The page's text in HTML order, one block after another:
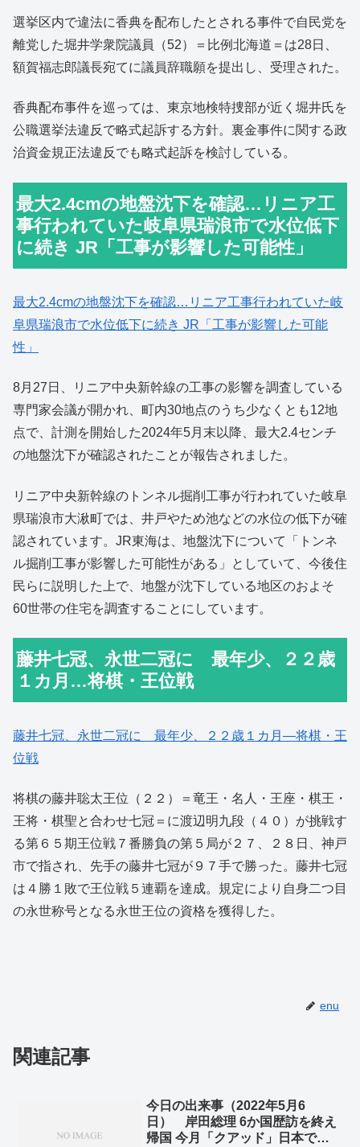
選挙区内で違法に香典を配布したとされる事件で自民党を
離党した堀井学衆院議員（52）＝比例北海道＝は28日、
額賀福志郎議長宛てに議員辞職願を提出し、受理された。
香典配布事件を巡っては、東京地検特捜部が近く堀井氏を
公職選挙法違反で略式起訴する方針。裏金事件に関する政
治資金規正法違反でも略式起訴を検討している。
最大2.4cmの地盤沈下を確認…リニア工
事行われていた岐阜県瑞浪市で水位低下
に続き JR「工事が影響した可能性」
最大2.4cmの地盤沈下を確認…リニア工事行われていた岐
阜県瑞浪市で水位低下に続き JR「工事が影響した可能
性」
8月27日、リニア中央新幹線の工事の影響を調査している
専門家会議が開かれ、町内30地点のうち少なくとも12地
点で、計測を開始した2024年5月末以降、最大2.4センチ
の地盤沈下が確認されたことが報告されました。
リニア中央新幹線のトンネル掘削工事が行われていた岐阜
県瑞浪市大湫町では、井戸やため池などの水位の低下が確
認されています。JR東海は、地盤沈下について「トンネ
ル掘削工事が影響した可能性がある」としていて、今後住
民らに説明した上で、地盤が沈下している地区のおよそ
60世帯の住宅を調査することにしています。
藤井七冠、永世二冠に 最年少、２２歳
１カ月…将棋・王位戦
藤井七冠、永世二冠に 最年少、２２歳１カ月―将棋・王
位戦
将棋の藤井聡太王位（２２）＝竜王・名人・王座・棋王・
王将・棋聖と合わせ七冠＝に渡辺明九段（４０）が挑戦す
る第６５期王位戦７番勝負の第５局が２７、２８日、神戸
市で指され、先手の藤井七冠が９７手で勝った。藤井七冠
は４勝１敗で王位戦５連覇を達成。規定により自身二つ目
の永世称号となる永世王位の資格を獲得した。
enu
関連記事
今日の出来事（2022年5月6
日） 岸田総理 6か国歴訪を終え
帰国 今月「クアッド」日本で主